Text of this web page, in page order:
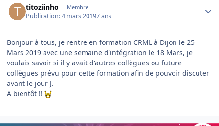
titoziinho Membre
Publication:4 mars 20197 ans
Bonjour à tous, je rentre en formation CRML à Dijon le 25
Mars 2019 avec une semaine d'intégration le 18 Mars, je
voulais savoir si il y avait d'autres collègues ou future
collègues prévu pour cette formation afin de pouvoir discuter
avant le jour J.
A bientôt !!